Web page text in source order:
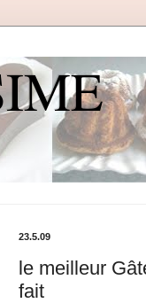
23.5.09
le meilleur
fait